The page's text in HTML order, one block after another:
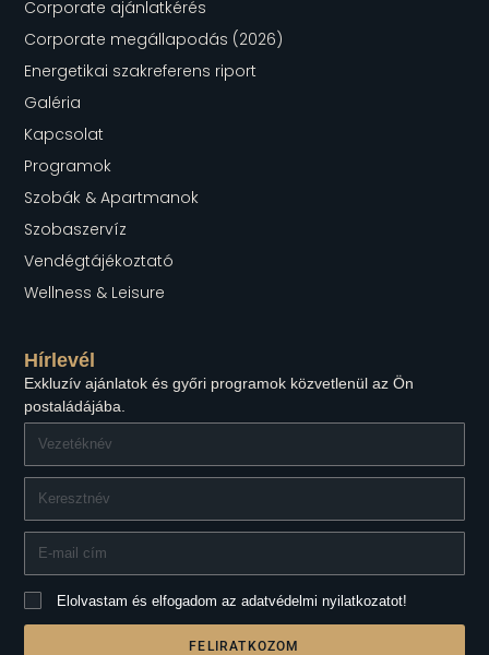
Corporate ajánlatkérés
Corporate megállapodás (2026)
Energetikai szakreferens riport
Galéria
Kapcsolat
Programok
Szobák & Apartmanok
Szobaszervíz
Vendégtájékoztató
Wellness & Leisure
Hírlevél
Exkluzív ajánlatok és győri programok közvetlenül az Ön
postaládájába.
Elolvastam és elfogadom az adatvédelmi nyilatkozatot!
FELIRATKOZOM